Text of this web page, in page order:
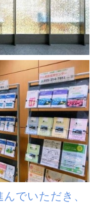
でいただき、